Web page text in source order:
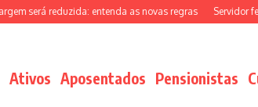
reduzida: entenda as novas regras Servidor federal
Ativos Aposentados Pensionistas